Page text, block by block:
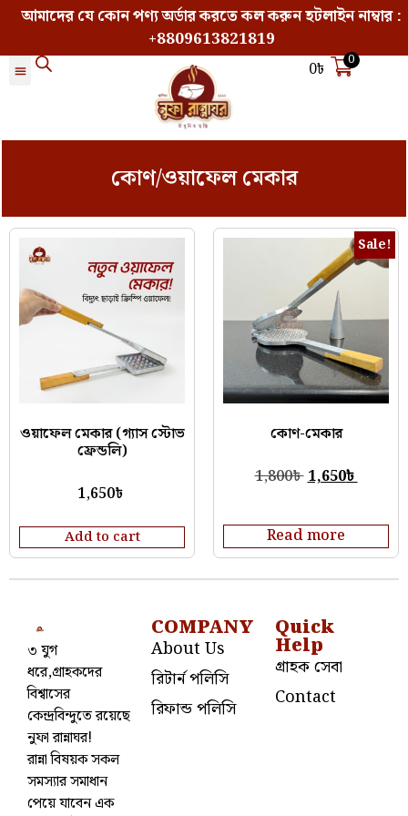
আমাদের যে কোন পণ্য অর্ডার করতে কল করুন হটলাইন নাম্বার :
+8809613821819
0৳ 0
কোণ/ওয়াফেল মেকার
ওয়াফেল মেকার (গ্যাস স্টোভ
ফ্রেন্ডলি)
1,650৳
Add to cart
Sale!
কোণ-মেকার
1,800৳1,650৳
Read more
৩ যুগ
ধরে,গ্রাহকদের
বিশ্বাসের
কেন্দ্রবিন্দুতে রয়েছে
নুফা রান্নাঘর!
রান্না বিষয়ক সকল
সমস্যার সমাধান
পেয়ে যাবেন এক
COMPANY
About Us
রিটার্ন পলিসি
রিফান্ড পলিসি
Quick
Help
গ্রাহক সেবা
Contact